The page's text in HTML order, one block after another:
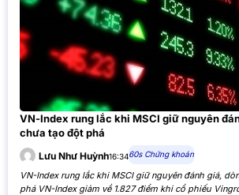
VN-Index rung lắc khi MSCI giữ nguyên
chưa tạo đột phá
Lưu Như Huỳnh16:3460s Chứng khoán
VN-Index rung lắc khi MSCI giữ nguyên đánh giá,
phá VN-Index giảm về 1.827 điểm khi cổ phiếu